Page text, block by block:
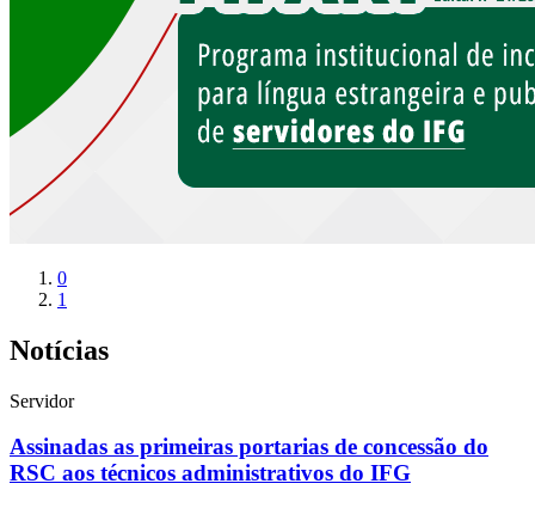
0
1
Notícias
Servidor
Assinadas as primeiras portarias de concessão do
RSC aos técnicos administrativos do IFG